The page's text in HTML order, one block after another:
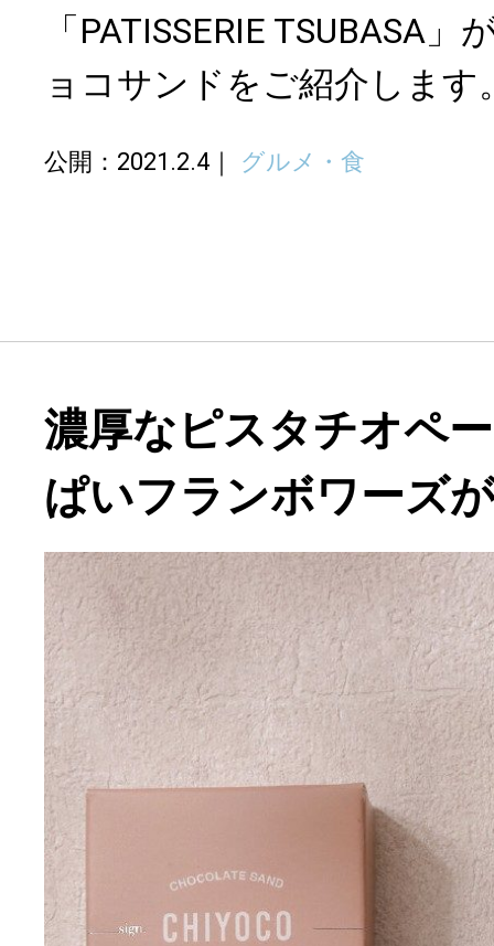
「PATISSERIE TSUBASA
ョコサンドをご紹介します
公開：2021.2.4 グルメ・食
濃厚なピスタチオペ
ぱいフランボワーズ